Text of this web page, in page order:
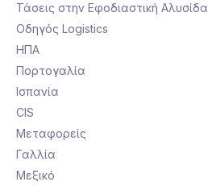
Τάσεις στην Εφοδιαστική Αλυσίδα
Οδηγός Logistics
ΗΠΑ
Πορτογαλία
Ισπανία
CIS
Μεταφορείς
Γαλλία
Μεξικό